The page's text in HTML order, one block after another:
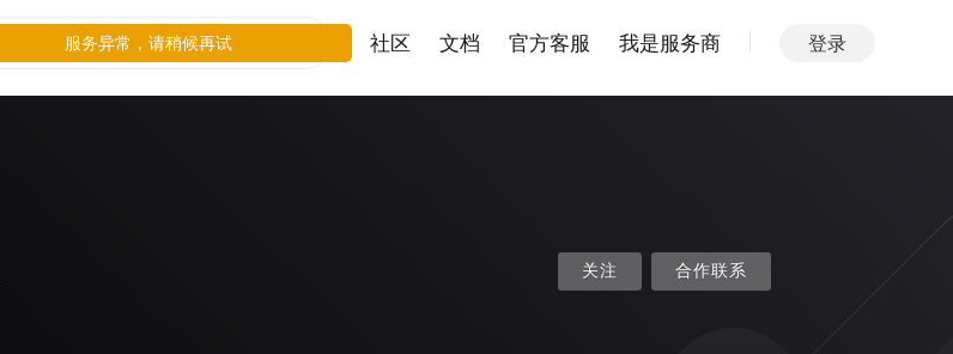
社区 文档 官方客服 我是服务商 登录
关注 合作联系
服务异常，请稍候再试